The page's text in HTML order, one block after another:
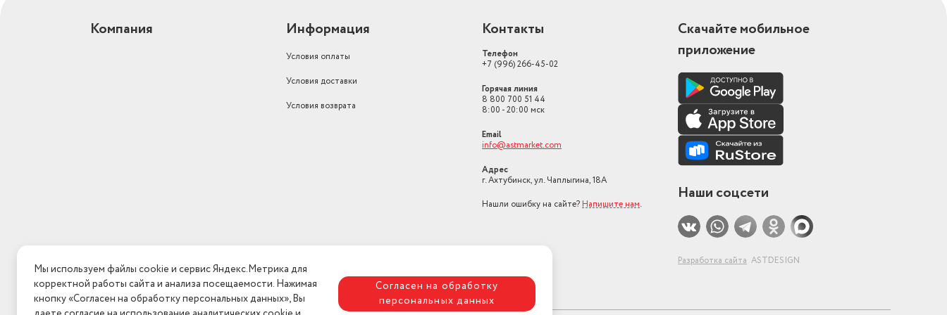
Компания Информация
Условия оплаты
Условия доставки
Условия возврата
Контакты
Телефон
+7 (996) 266-45-02
Горячая линия
8 800 700 51 44
8:00 - 20:00 мск
Email
info@astmarket.com
Адрес
г. Ахтубинск, ул. Чаплыгина, 18А
Нашли ошибку на сайте? Напишите нам.
Скачайте мобильное
приложение
Наши соцсети
Разработка сайта ASTDESIGN
Мы используем файлы cookie и сервис Яндекс.Метрика для
корректной работы сайта и анализа посещаемости. Нажимая
кнопку «Согласен на обработку персональных данных», Вы
Согласен на обработку
персональных данных